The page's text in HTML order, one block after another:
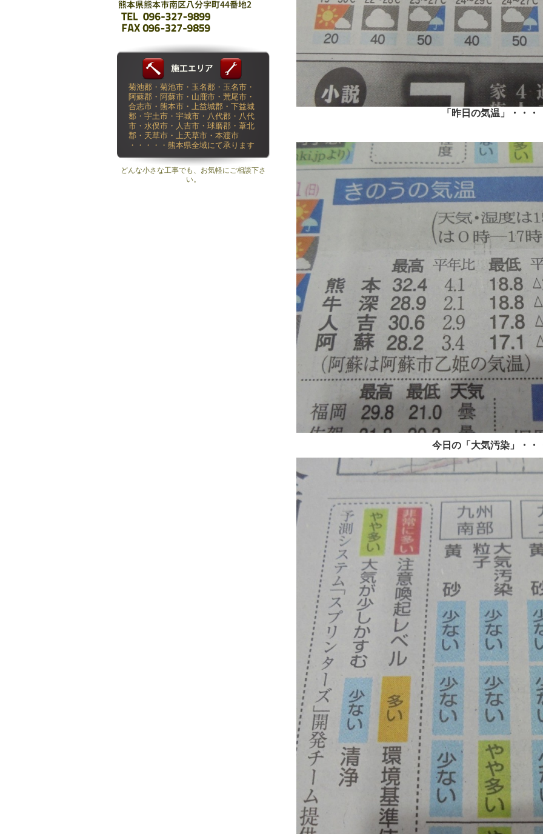
「昨日の気温」・・・
今日の「大気汚染」・・
菊池郡・菊池市・玉名郡・玉名市・
阿蘇郡・阿蘇市・山鹿市・荒尾市・
合志市・熊本市・上益城郡・下益城
郡・宇土市・宇城市・八代郡・八代
市・水俣市・人吉市・球磨郡・葦北
郡・天草市・上天草市・本渡市
・・・・・熊本県全域にて承ります
どんな小さな工事でも、お気軽にご相談下さ
い。